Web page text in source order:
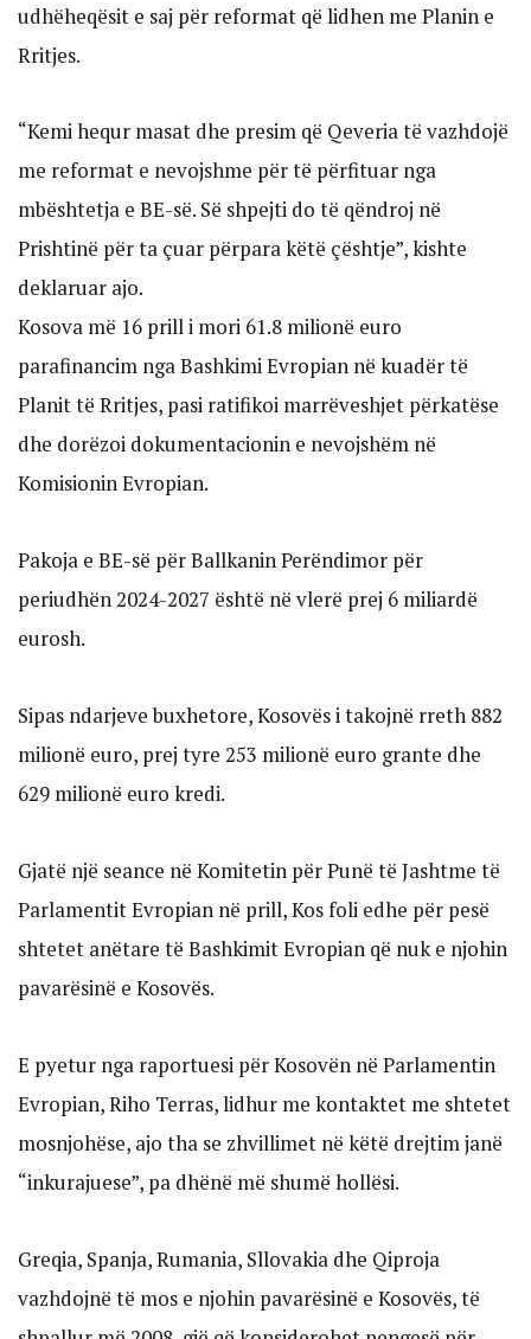
udhëheqësit e saj për reformat që lidhen me Planin e
Rritjes.
“Kemi hequr masat dhe presim që Qeveria të vazhdojë
me reformat e nevojshme për të përfituar nga
mbështetja e BE-së. Së shpejti do të qëndroj në
Prishtinë për ta çuar përpara këtë çështje”, kishte
deklaruar ajo.
Kosova më 16 prill i mori 61.8 milionë euro
parafinancim nga Bashkimi Evropian në kuadër të
Planit të Rritjes, pasi ratifikoi marrëveshjet përkatëse
dhe dorëzoi dokumentacionin e nevojshëm në
Komisionin Evropian.
Pakoja e BE-së për Ballkanin Perëndimor për
periudhën 2024-2027 është në vlerë prej 6 miliardë
eurosh.
Sipas ndarjeve buxhetore, Kosovës i takojnë rreth 882
milionë euro, prej tyre 253 milionë euro grante dhe
629 milionë euro kredi.
Gjatë një seance në Komitetin për Punë të Jashtme të
Parlamentit Evropian në prill, Kos foli edhe për pesë
shtetet anëtare të Bashkimit Evropian që nuk e njohin
pavarësinë e Kosovës.
E pyetur nga raportuesi për Kosovën në Parlamentin
Evropian, Riho Terras, lidhur me kontaktet me shtetet
mosnjohëse, ajo tha se zhvillimet në këtë drejtim janë
“inkurajuese”, pa dhënë më shumë hollësi.
Greqia, Spanja, Rumania, Sllovakia dhe Qiproja
vazhdojnë të mos e njohin pavarësinë e Kosovës, të